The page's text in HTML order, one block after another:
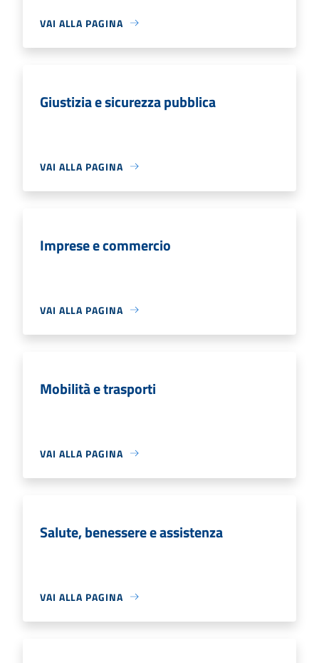
VAI ALLA PAGINA
Giustizia e sicurezza pubblica
VAI ALLA PAGINA
Imprese e commercio
VAI ALLA PAGINA
Mobilità e trasporti
VAI ALLA PAGINA
Salute, benessere e assistenza
VAI ALLA PAGINA